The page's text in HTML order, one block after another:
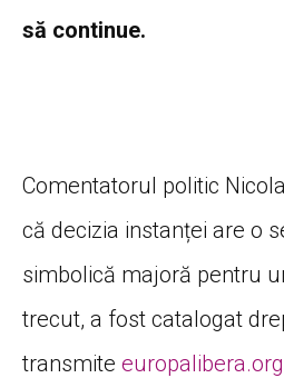
să continue.
Comentatorul politic
că decizia instanței are o
simbolică majoră pentru
trecut, a fost catalogat
transmite europalibera.org